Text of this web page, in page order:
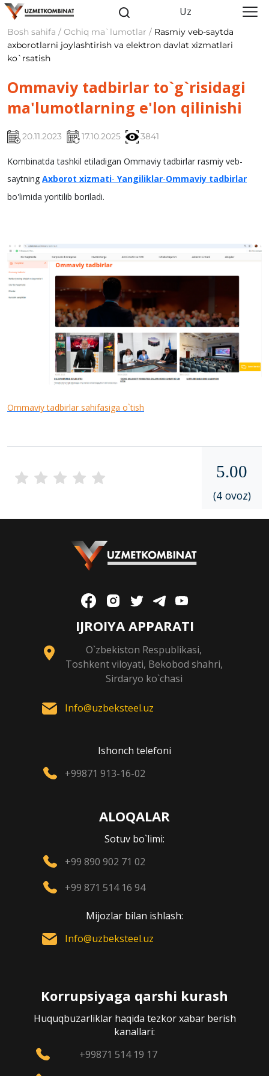
Uz
Bosh sahifa / Ochiq ma`lumotlar / Rasmiy veb-saytda
axborotlarni joylashtirish va elektron davlat xizmatlari
ko`rsatish
Ommaviy tadbirlar to`g`risidagi
ma'lumotlarning e'lon qilinishi
20.11.2023 17.10.2025 3841
Kombinatda tashkil etiladigan Ommaviy tadbirlar rasmiy veb-
saytning Axborot xizmati- Yangiliklar-Ommaviy tadbirlar
bo'limida yoritilib boriladi.
Ommaviy tadbirlar sahifasiga o`tish
5.00
(4 ovoz)
IJROIYA APPARATI
O`zbekiston Respublikasi,
Toshkent viloyati, Bekobod shahri,
Sirdaryo ko`chasi
Info@uzbeksteel.uz
Ishonch telefoni
+99871 913-16-02
ALOQALAR
Sotuv bo`limi:
+99 890 902 71 02
+99 871 514 16 94
Mijozlar bilan ishlash:
Info@uzbeksteel.uz
Korrupsiyaga qarshi kurash
Huquqbuzarliklar haqida tezkor xabar berish
kanallari:
+99871 514 19 17